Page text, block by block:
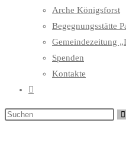
Arche Königsforst
Begegnungsstätte
Gemeindezeitung
Spenden
Kontakte
Website-
umschalten